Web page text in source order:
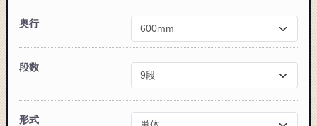
奥行
段数
形式
ます(安心保証付き)
カートへ進む
無料お見積する